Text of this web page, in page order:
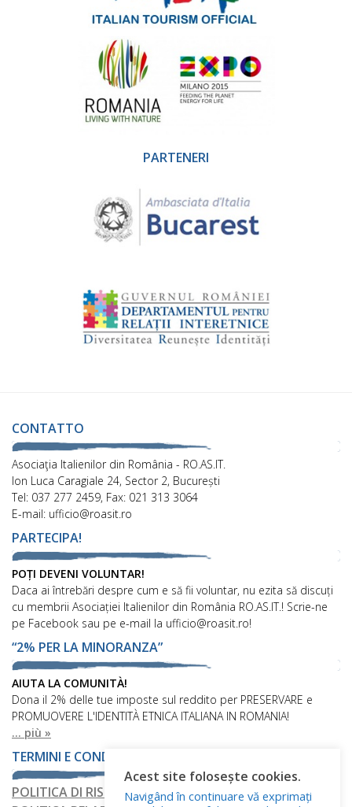
PARTENERI
CONTATTO
Asociaţia Italienilor din România - RO.AS.IT.
Ion Luca Caragiale 24, Sector 2, București
Tel: 037 277 2459, Fax: 021 313 3064
E-mail: ufficio@roasit.ro
PARTECIPA!
POȚI DEVENI VOLUNTAR!
Daca ai întrebări despre cum e să fii voluntar, nu ezita să discuți
cu membrii Asociației Italienilor din România RO.AS.IT.! Scrie-ne
pe Facebook sau pe e-mail la ufficio@roasit.ro!
“2% PER LA MINORANZA”
AIUTA LA COMUNITÀ!
Dona il 2% delle tue imposte sul reddito per PRESERVARE e
PROMUOVERE L'IDENTITÀ ETNICA ITALIANA IN ROMANIA!
... più »
TERMINI E CONDIZIONI
POLITICA DI RISERVATEZZA
Acest site folosește cookies.
Navigând în continuare vă exprimați